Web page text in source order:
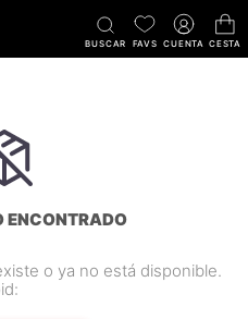
BUSCAR FAVS CUENTA CESTA
ENCONTRADO
o ya no está disponible.